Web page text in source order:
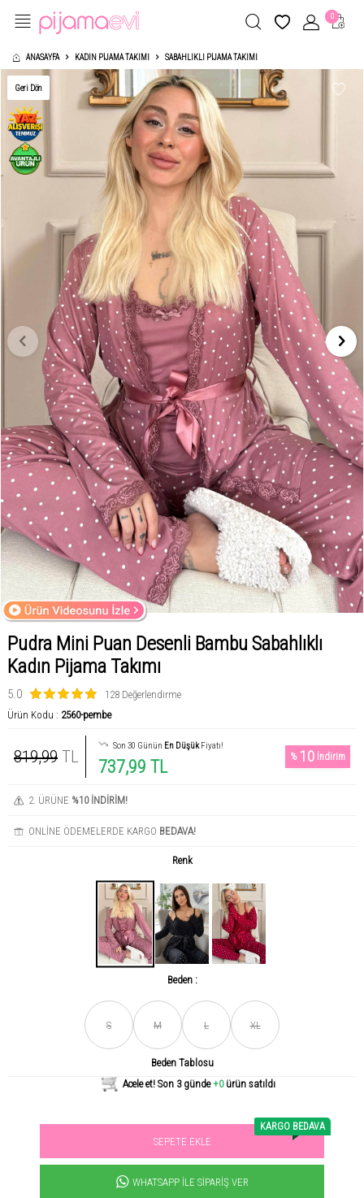
0
ANASAYFA KADIN PIJAMA TAKIMI SABAHLIKLI PIJAMA TAKIMI
Geri Dön
Pudra Mini Puan Desenli Bambu Sabahlıklı
Kadın Pijama Takımı
5.0
128 Değerlendirme
Ürün Kodu : 2560-pembe
819,99 TL
Son 30 Günün En DüşükFiyatı!
737,99 TL %10 İndirim
2. ÜRÜNE %10 İNDİRİM!
ONLİNE ÖDEMELERDE KARGO BEDAVA!
Renk
Beden :
S M L XL
Beden Tablosu
Son gün içerisinde 456 kişi tarafından incelendi!
Acele et! Son 3 günde+0 ürün satıldı
Sevilen ürün! 11.3B kişi favoriledi!
SEPETE EKLE
KARGO BEDAVA
WHATSAPP İLE SIPARIŞ VER